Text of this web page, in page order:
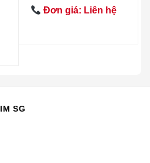
Đơn giá: Liên hệ
SG